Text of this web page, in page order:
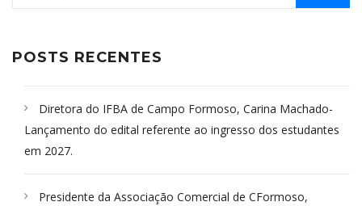
POSTS RECENTES
Diretora do IFBA de Campo Formoso, Carina Machado-
Lançamento do edital referente ao ingresso dos estudantes
em 2027.
Presidente da Associação Comercial de CFormoso,